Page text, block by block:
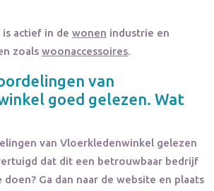
is actief in de wonen industrie en
zoals woonaccessoires.
van
goed gelezen. Wat
van Vloerkledenwinkel gelezen
dat dit een betrouwbaar bedrijf
doen? Ga dan naar de website en plaats